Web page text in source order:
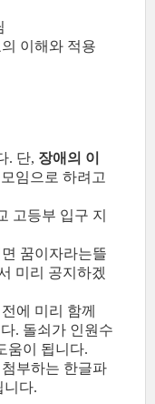
이해와 적용
. 단, 장애의 이
임으로 하려고
고등부 입구 지
꿈이자라는뜰
미리 공지하겠
에 미리 함께
. 돌쇠가 인원수
움이 됩니다.
부하는 한글파
니다.